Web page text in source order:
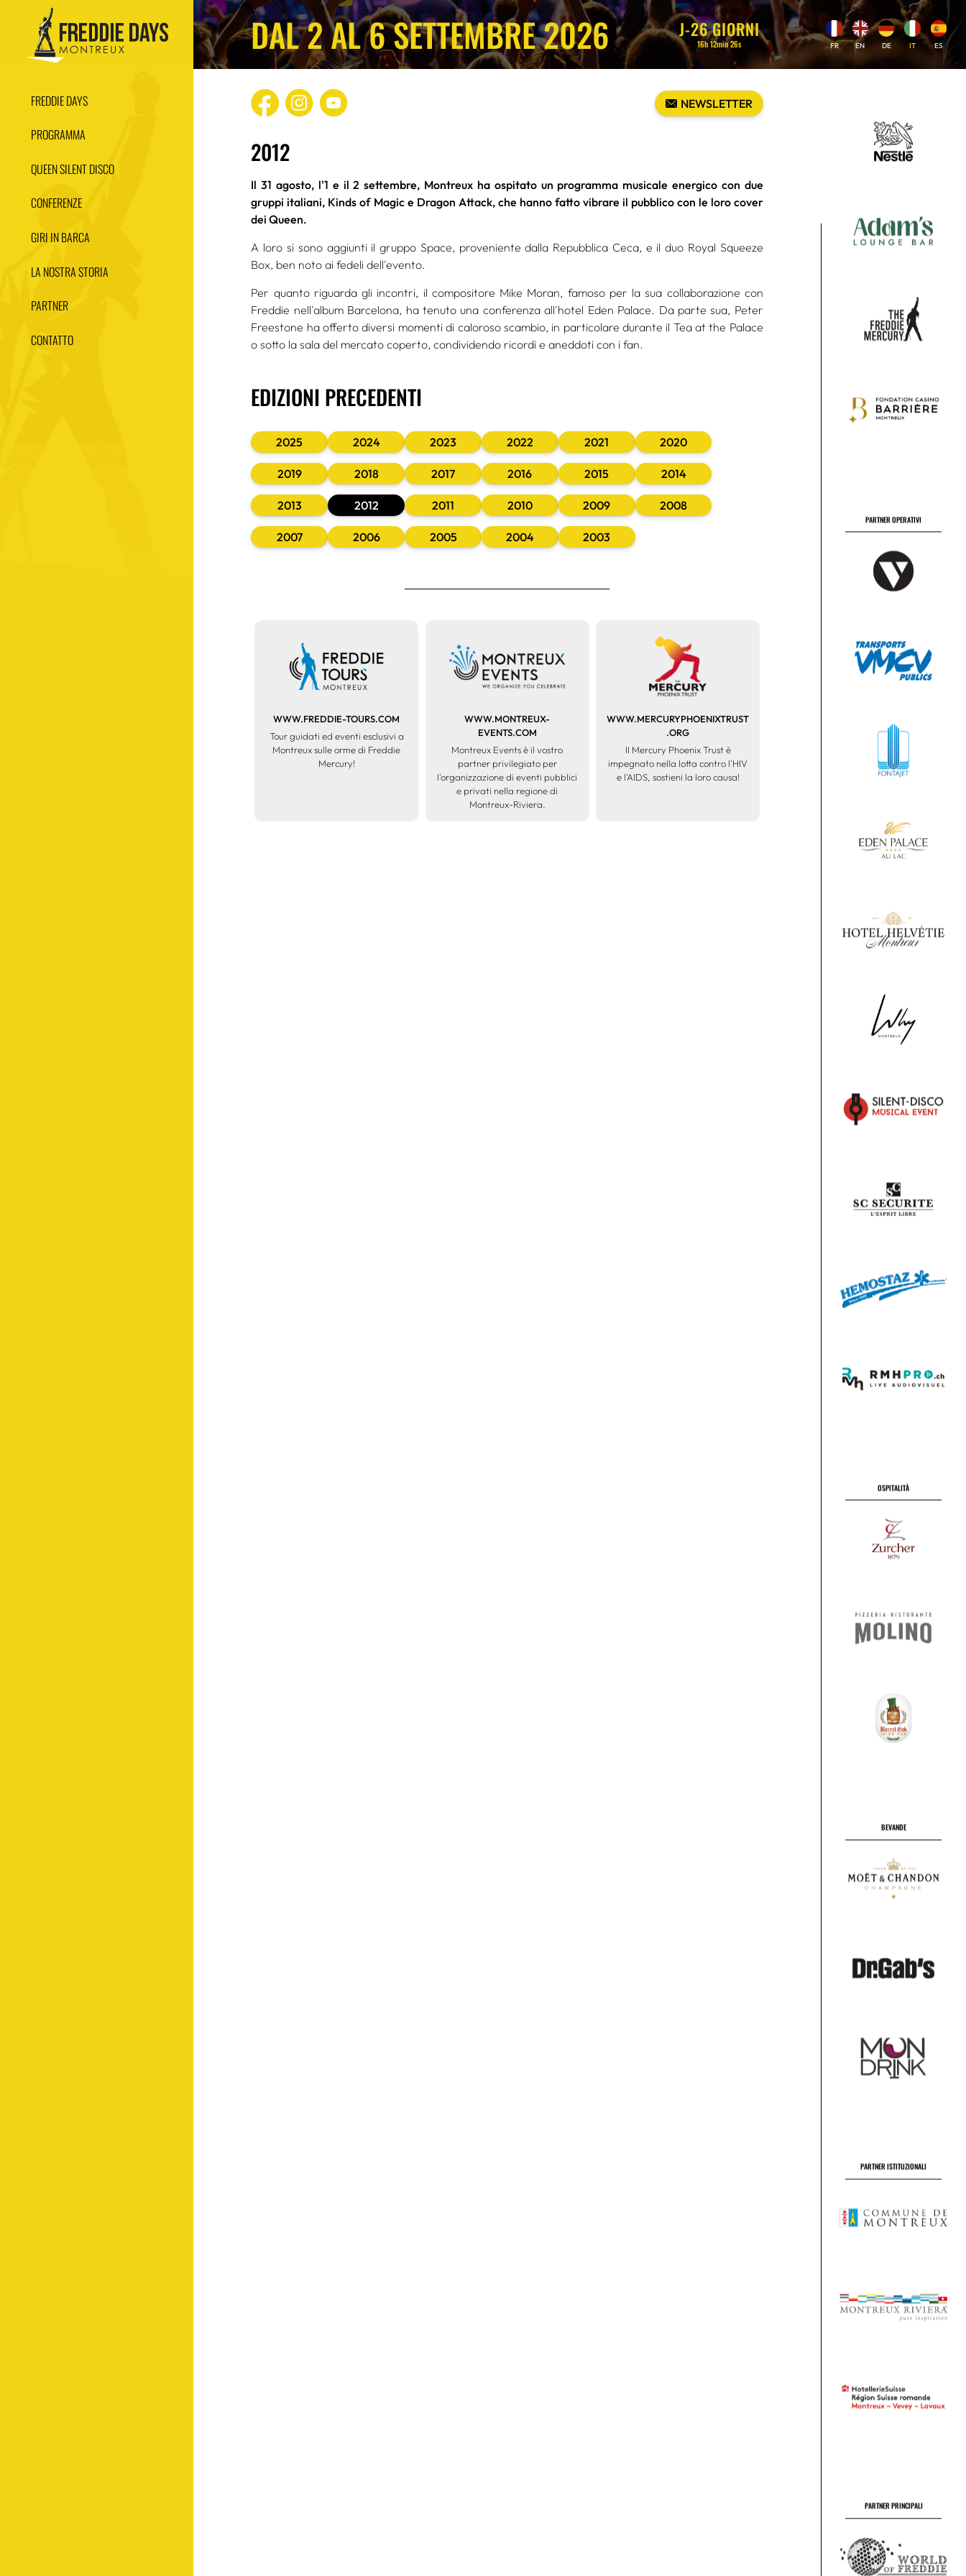
DAL 2 AL 6 SETTEMBRE 2026 J-26GIORNI
16h 12min25s FR EN DE IT ES
FREDDIE DAYS
PROGRAMMA
QUEEN SILENT DISCO
CONFERENZE
GIRI IN BARCA
LA NOSTRA STORIA
PARTNER
CONTATTO
NEWSLETTER
2012
Il 31 agosto, l'1 e il 2 settembre, Montreux ha ospitato un programma musicale energico con due
gruppi italiani, Kinds of Magic e Dragon Attack, che hanno fatto vibrare il pubblico con le loro cover
dei Queen.
A loro si sono aggiunti il gruppo Space, proveniente dalla Repubblica Ceca, e il duo Royal Squeeze
Box, ben noto ai fedeli dell'evento.
Per quanto riguarda gli incontri, il compositore Mike Moran, famoso per la sua collaborazione con
Freddie nell'album Barcelona, ha tenuto una conferenza all'hotel Eden Palace. Da parte sua, Peter
Freestone ha offerto diversi momenti di caloroso scambio, in particolare durante il Tea at the Palace
o sotto la sala del mercato coperto, condividendo ricordi e aneddoti con i fan.
EDIZIONI PRECEDENTI
2025 2024 2023 2022 2021 2020
2019 2018 2017 2016 2015 2014
2013 2012 2011 2010 2009 2008
2007 2006 2005 2004 2003
WWW.FREDDIE-TOURS.COM
Tour guidati ed eventi esclusivi a
Montreux sulle orme di Freddie
Mercury!
WWW.MONTREUX-
EVENTS.COM
Montreux Events è il vostro
partner privilegiato per
l'organizzazione di eventi pubblici
e privati nella regione di
Montreux-Riviera.
WWW.MERCURYPHOENIXTRUST
.ORG
II Mercury Phoenix Trust è
impegnato nella lotta contro l'HIV
e l'AIDS, sostieni la loro causa!
BEVANDE
PARTNER ISTITUZIONALI
PARTNER PRINCIPALI